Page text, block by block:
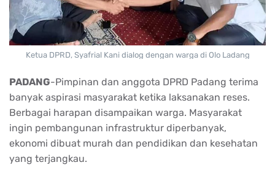
Ketua DPRD, Syafrial Kani dialog dengan warga di Olo Ladang
PADANG-Pimpinan dan anggota DPRD Padang terima
banyak aspirasi masyarakat ketika laksanakan reses.
Berbagai harapan disampaikan warga. Masyarakat
ingin pembangunan infrastruktur diperbanyak,
ekonomi dibuat murah dan pendidikan dan kesehatan
yang terjangkau.